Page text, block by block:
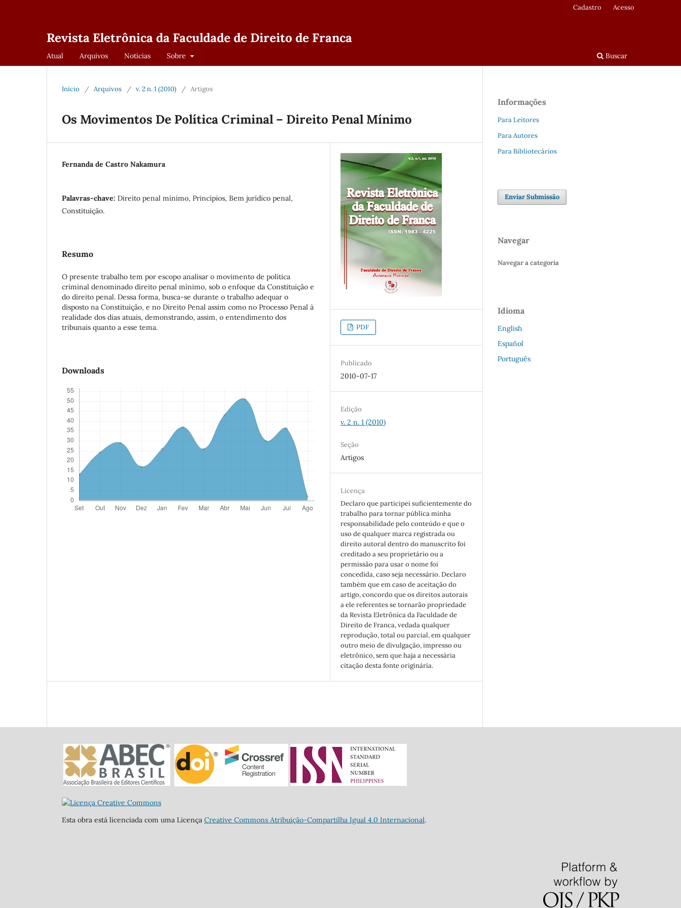
Revista Eletrônica da Faculdade de Direito de Franca
Atual Arquivos Notícias Sobre Buscar
Cadastro Acesso
Início / Arquivos / v. 2 n. 1 (2010) / Artigos
Os Movimentos De Política Criminal – Direito Penal Mínimo
Fernanda de Castro Nakamura
Palavras-chave: Direito penal mínimo, Princípios, Bem jurídico penal,
Constituição.
Resumo
O presente trabalho tem por escopo analisar o movimento de política
criminal denominado direito penal mínimo, sob o enfoque da Constituição e
do direito penal. Dessa forma, busca-se durante o trabalho adequar o
disposto na Constituição, e no Direito Penal assim como no Processo Penal à
realidade dos dias atuais, demonstrando, assim, o entendimento dos
tribunais quanto a esse tema.
Downloads
PDF
Publicado
2010-07-17
Edição
v. 2 n. 1 (2010)
Seção
Artigos
Licença
Declaro que participei suficientemente do
trabalho para tornar pública minha
responsabilidade pelo conteúdo e que o
uso de qualquer marca registrada ou
direito autoral dentro do manuscrito foi
creditado a seu proprietário ou a
permissão para usar o nome foi
concedida, caso seja necessário. Declaro
também que em caso de aceitação do
artigo, concordo que os direitos autorais
a ele referentes se tornarão propriedade
da Revista Eletrônica da Faculdade de
Direito de Franca, vedada qualquer
reprodução, total ou parcial, em qualquer
outro meio de divulgação, impresso ou
eletrônico, sem que haja a necessária
citação desta fonte originária.
Informações
Para Leitores
Para Autores
Para Bibliotecários
Enviar Submissão
Navegar
Navegar a categoria
Idioma
English
Español
Português
Esta obra está licenciada com uma Licença Creative Commons Atribuição-Compartilha Igual 4.0 Internacional.